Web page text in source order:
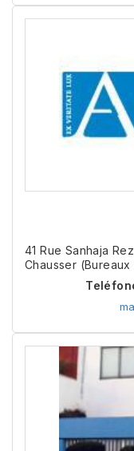
41 Rue Sanhaja
Chausser (Bureaux